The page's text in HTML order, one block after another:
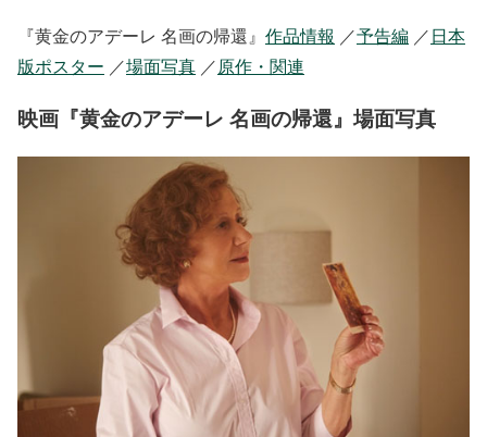
『黄金のアデーレ 名画の帰還』 作品情報 ／予告編 ／日本
版ポスター ／場面写真 ／原作・関連
映画『黄金のアデーレ 名画の帰還』場面写真